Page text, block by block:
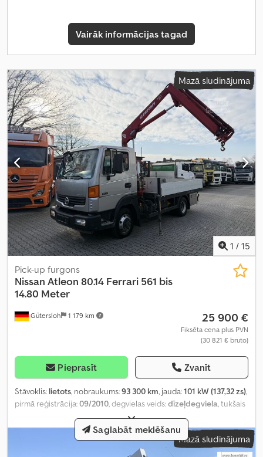
Vairāk informācijas tagad
Mazā sludinājuma
1 / 15
Gütersloh 1 179 km
Pick-up furgons
Nissan Atleon 80.14 Ferrari 561 bis
14.80 Meter
25 900 €
Fiksēta cena plus PVN
(30 821 € bruto)
Pieprasīt Zvanīt
Stāvoklis: lietots, nobraukums:93 300 km, jauda:101 kW (137,32 zs),
pirmā reģistrācija:09/2010 , degvielas veids:dīzeļdegviela , tukšais
, maksimālā kravnesība:
7 490 kg, asu konfigurācija:4x2, riteņu bāze:3 200 mm, bremzes:
dzinēja bremzēšana, krāsa:sudraba, vadītāja kabīne:dienas
mehānisks, emisijas klase: Euro 4,
Mazā sludinājuma
Saglabāt meklēšanu